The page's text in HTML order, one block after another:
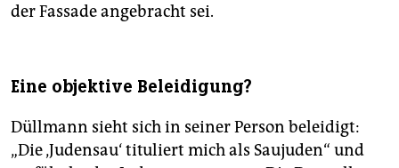
der Fassade angebracht sei.
Eine objektive Beleidigung?
Düllmann sieht sich in seiner Person beleidigt:
„Die ‚Judensau‘ tituliert mich als Saujuden“ und